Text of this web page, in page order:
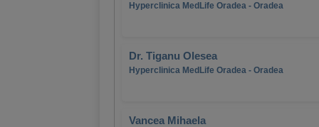
Hyperclinica MedLife Oradea - Oradea
Dr. Tiganu Olesea
Hyperclinica MedLife Oradea - Oradea
Vancea Mihaela